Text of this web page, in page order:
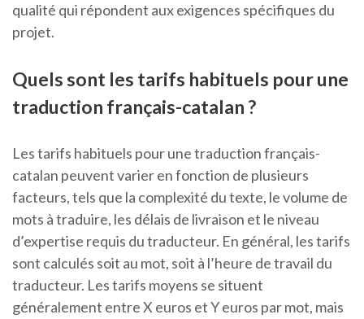
qualité qui répondent aux exigences spécifiques du
projet.
Quels sont les tarifs habituels pour une
traduction français-catalan ?
Les tarifs habituels pour une traduction français-
catalan peuvent varier en fonction de plusieurs
facteurs, tels que la complexité du texte, le volume de
mots à traduire, les délais de livraison et le niveau
d’expertise requis du traducteur. En général, les tarifs
sont calculés soit au mot, soit à l’heure de travail du
traducteur. Les tarifs moyens se situent
généralement entre X euros et Y euros par mot, mais